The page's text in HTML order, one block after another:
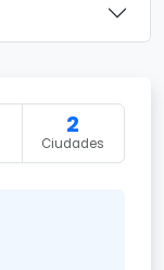
2
Ciudades